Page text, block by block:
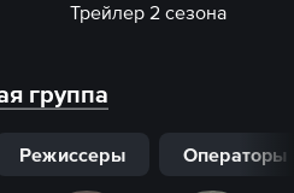
Трейлер 2 сезона
группа
Режиссеры Операторы